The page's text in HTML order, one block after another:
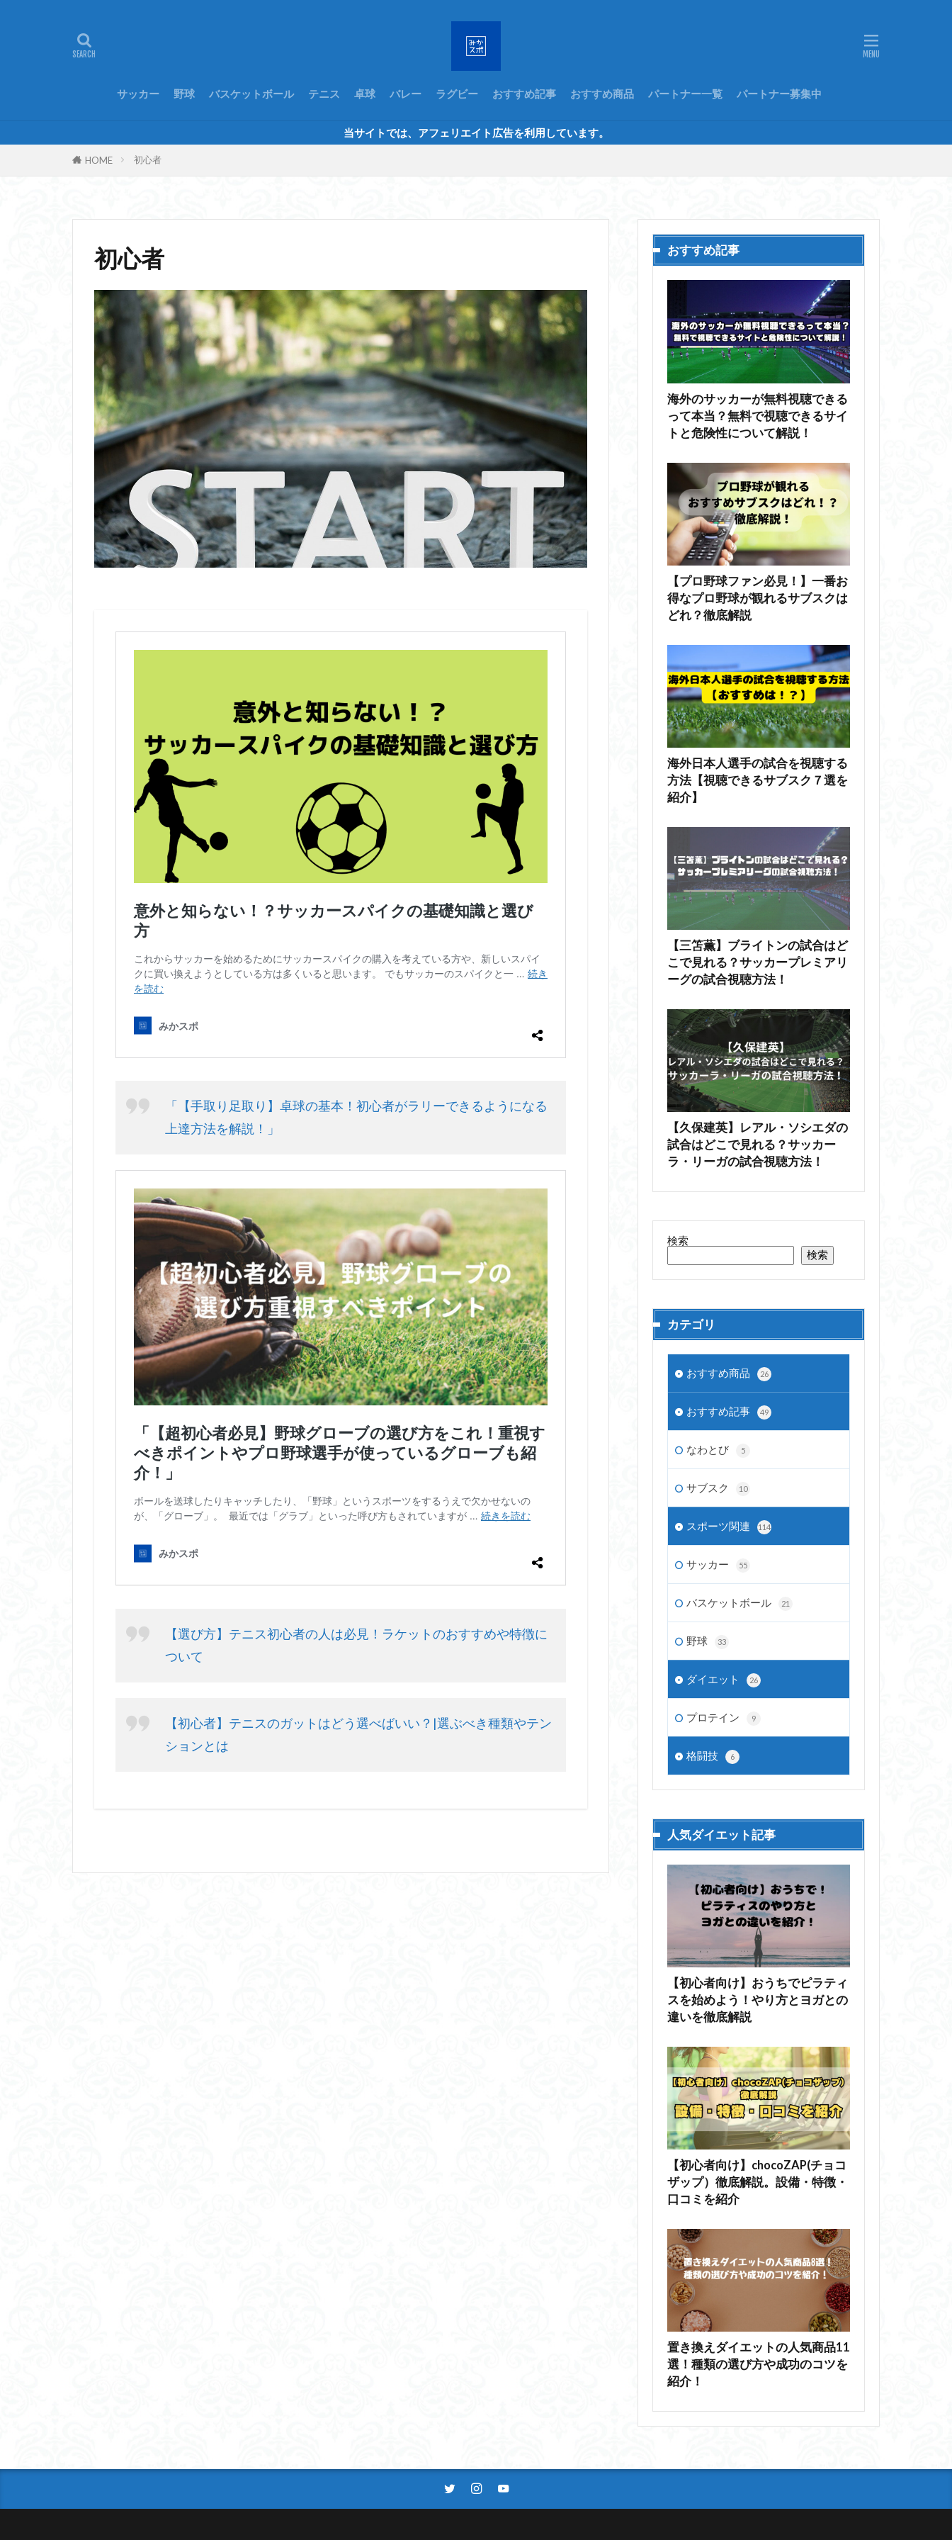
サッカー 野球 バスケットボール テニス 卓球 バレー ラグビー おすすめ記事 おすすめ商品 パートナー一覧 パートナー募集中
当サイトでは、アフェリエイト広告を利用しています。
HOME 初心者
初心者
「【手取り足取り】卓球の基本！初心者がラリーできるようになる
上達方法を解説！」
【選び方】テニス初心者の人は必見！ラケットのおすすめや特徴に
ついて
【初心者】テニスのガットはどう選べばいい？|選ぶべき種類やテン
ションとは
おすすめ記事
海外のサッカーが無料視聴できる
って本当？無料で視聴できるサイ
トと危険性について解説！
【プロ野球ファン必見！】一番お
得なプロ野球が観れるサブスクは
どれ？徹底解説
海外日本人選手の試合を視聴する
方法【視聴できるサブスク７選を
紹介】
【三笘薫】ブライトンの試合はど
こで見れる？サッカープレミアリ
ーグの試合視聴方法！
【久保建英】レアル・ソシエダの
試合はどこで見れる？サッカー
ラ・リーガの試合視聴方法！
検索
検索
カテゴリ
おすすめ商品 26
おすすめ記事 49
なわとび 5
サブスク 10
スポーツ関連 114
サッカー 55
バスケットボール 21
野球 33
ダイエット 26
プロテイン 9
格闘技 6
人気ダイエット記事
【初心者向け】おうちでピラティ
スを始めよう！やり方とヨガとの
違いを徹底解説
【初心者向け】chocoZAP(チョコ
ザップ）徹底解説。設備・特徴・
口コミを紹介
置き換えダイエットの人気商品11
選！種類の選び方や成功のコツを
紹介！